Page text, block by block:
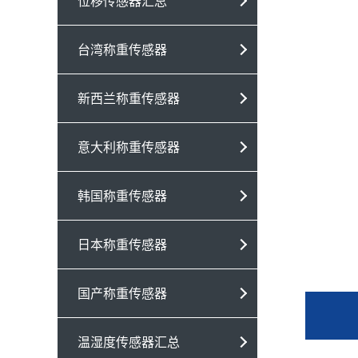
台湾称重传感器
新西兰称重传感器
意大利称重传感器
韩国称重传感器
日本称重传感器
国产称重传感器
温湿度传感器汇总